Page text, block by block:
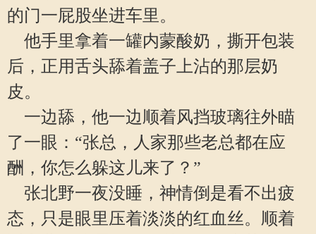
的门一屁股坐进车里。
他手里拿着一罐内蒙酸奶，撕开包装
后，正用舌头舔着盖子上沾的那层奶
皮。
一边舔，他一边顺着风挡玻璃往外瞄
了一眼：“张总，人家那些老总都在应
酬，你怎么躲这儿来了？”
张北野一夜没睡，神情倒是看不出疲
态，只是眼里压着淡淡的红血丝。顺着